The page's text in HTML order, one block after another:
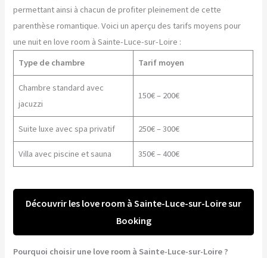
permettant ainsi à chacun de profiter pleinement de cette
parenthèse romantique. Voici un aperçu des tarifs moyens pour
une nuit en love room à Sainte-Luce-sur-Loire :
Type de chambre
Tarif moyen
Chambre standard avec
jacuzzi
150€ – 200€
Suite luxe avec spa privatif 250€ – 300€
Villa avec piscine et sauna 350€ – 400€
Découvrir les love room à Sainte-Luce-sur-Loire sur
Booking
Pourquoi choisir une love room à Sainte-Luce-sur-Loire ?